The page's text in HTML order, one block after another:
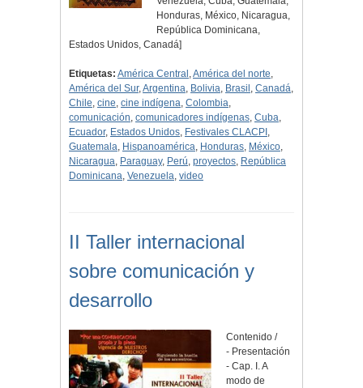
Honduras, México, Nicaragua,
República Dominicana,
Estados Unidos, Canadá]
Etiquetas: América Central ,América del norte,
América del Sur,Argentina, Bolivia, Brasil , Canadá,
Chile, cine, cine indígena, Colombia,
comunicación, comunicadores indígenas, Cuba,
Ecuador, Estados Unidos, Festivales CLACPI ,
Guatemala, Hispanoamérica, Honduras, México,
Nicaragua, Paraguay, Perú, proyectos, República
Dominicana, Venezuela, video
II Taller internacional
sobre comunicación y
desarrollo
Contenido /
- Presentación
- Cap. I. A
modo de